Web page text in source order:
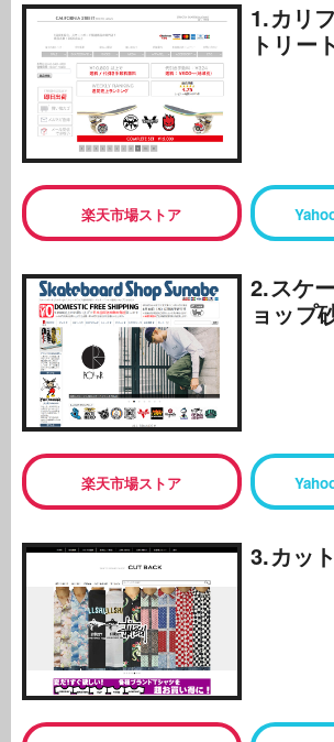
1.カリ
トリート
楽天市場ストア
2.スケ
ョップ
楽天市場ストア
3.カッ